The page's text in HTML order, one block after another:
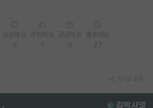
게시판